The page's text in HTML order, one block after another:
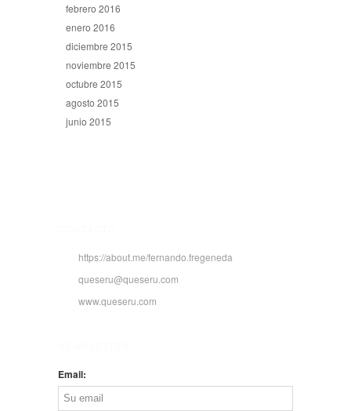
febrero 2016
enero 2016
diciembre 2015
noviembre 2015
octubre 2015
agosto 2015
junio 2015
https://about.me/fernando.fregeneda
queseru@queseru.com
www.queseru.com
Email: